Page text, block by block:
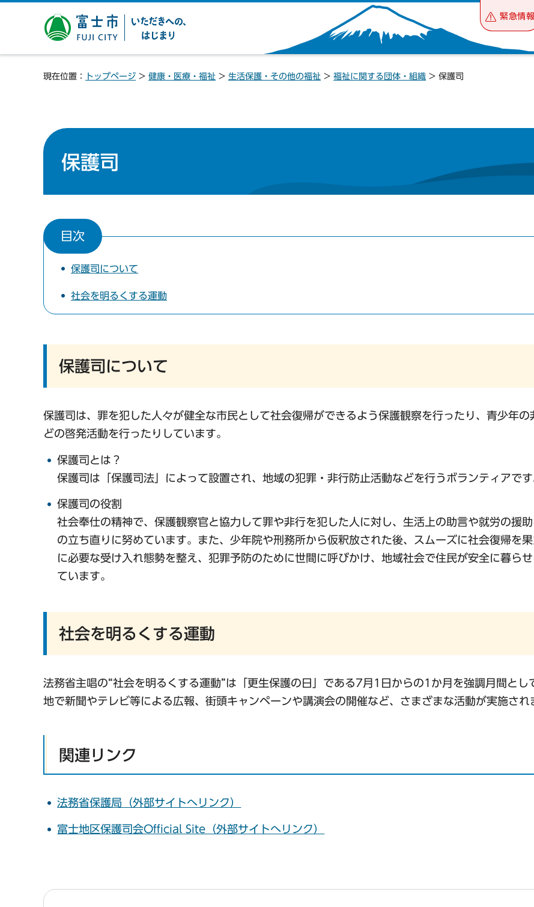
富士市 いただきへの、は
じまり
緊急情報
現在位置： トップページ > 健康・医療・福祉 > 生活保護・その他の福祉 > 福祉に関する団体・組織 > 保護司
保護司
目次
保護司について
社会を明るくする運動
保護司について
保護司は、罪を犯した人々が健全な市民として社会復帰ができるよう保護観察を行ったり、青少年の
どの啓発活動を行ったりしています。
保護司とは？
保護司は「保護司法」によって設置され、地域の犯罪・非行防止活動などを行うボランティアです
保護司の役割
社会奉仕の精神で、保護観察官と協力して罪や非行を犯した人に対し、生活上の助言や就労の援
の立ち直りに努めています。また、少年院や刑務所から仮釈放された後、スムーズに社会復帰を
に必要な受け入れ態勢を整え、犯罪予防のために世間に呼びかけ、地域社会で住民が安全に暮ら
ています。
社会を明るくする運動
法務省主唱の“社会を明るくする運動”は「更生保護の日」である7月1日からの1か月を強調月間とし
地で新聞やテレビ等による広報、街頭キャンペーンや講演会の開催など、さまざまな活動が実施され
関連リンク
法務省保護局（外部サイトへリンク）
富士地区保護司会Official Site（外部サイトへリンク）